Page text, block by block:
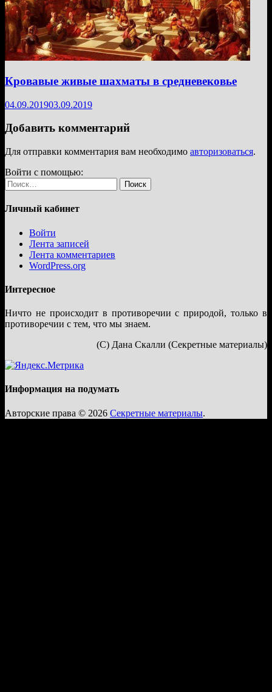
Кровавые живые шахматы в средневековье
04.09.201903.09.2019
Добавить комментарий
Для отправки комментария вам необходимо авторизоваться.
Войти с помощью:
Найти:
Личный кабинет
Войти
Лента записей
Лента комментариев
WordPress.org
Интересное
Ничто не происходит в противоречии с природой, только в
противоречии с тем, что мы знаем.
(С) Дана Скалли (Секретные материалы)
Информация на подумать
Авторские права © 2026 Секретные материалы.